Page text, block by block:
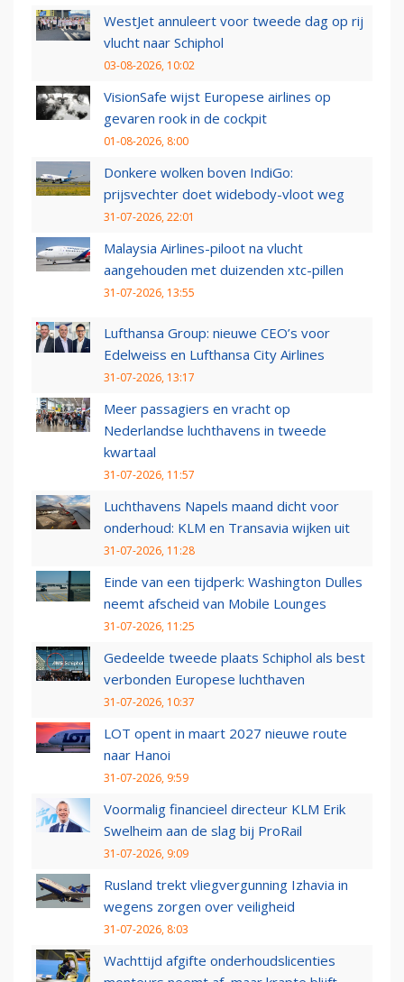
WestJet annuleert voor tweede dag op rij
vlucht naar Schiphol
03-08-2026, 10:02
VisionSafe wijst Europese airlines op
gevaren rook in de cockpit
01-08-2026, 8:00
Donkere wolken boven IndiGo:
prijsvechter doet widebody-vloot weg
31-07-2026, 22:01
Malaysia Airlines-piloot na vlucht
aangehouden met duizenden xtc-pillen
31-07-2026, 13:55
Lufthansa Group: nieuwe CEO’s voor
Edelweiss en Lufthansa City Airlines
31-07-2026, 13:17
Meer passagiers en vracht op
Nederlandse luchthavens in tweede
kwartaal
31-07-2026, 11:57
Luchthavens Napels maand dicht voor
onderhoud: KLM en Transavia wijken uit
31-07-2026, 11:28
Einde van een tijdperk: Washington Dulles
neemt afscheid van Mobile Lounges
31-07-2026, 11:25
Gedeelde tweede plaats Schiphol als best
verbonden Europese luchthaven
31-07-2026, 10:37
LOT opent in maart 2027 nieuwe route
naar Hanoi
31-07-2026, 9:59
Voormalig financieel directeur KLM Erik
Swelheim aan de slag bij ProRail
31-07-2026, 9:09
Rusland trekt vliegvergunning Izhavia in
wegens zorgen over veiligheid
31-07-2026, 8:03
Wachttijd afgifte onderhoudslicenties